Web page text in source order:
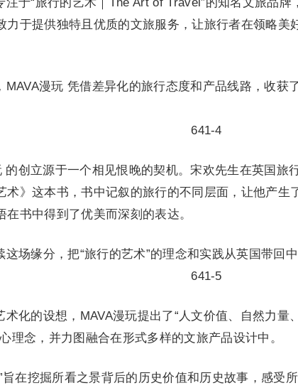
力于提供独特且优质的文旅服务，让旅行者在领略美
MAVA漫玩 凭借差异化的旅行态度和产品线路，收获
的创立源于一个相见恨晚的契机。宋欢先生在英国旅
术》这本书，书中记叙的旅行的不同层面，让他产生
在书中得到了优美而深刻的表达。
这场缘分，把“旅行的艺术”的理念和实践从英国带回
术化的设想，MAVA漫玩提出了“人文价值、自然力量
理念，并力图融合在形式多样的文旅产品设计中。
旨在挖掘所看之景背后的历史价值和历史故事，感受